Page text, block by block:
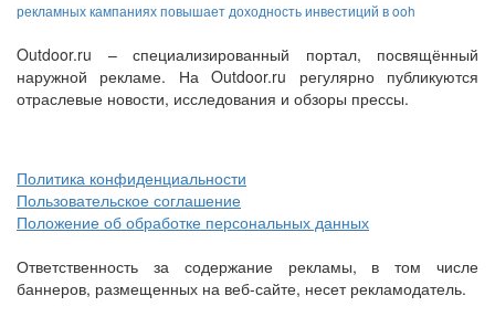
рекламных кампаниях повышает доходность инвестиций в ooh
Outdoor.ru – специализированный портал, посвящённый
наружной рекламе. На Outdoor.ru регулярно публикуются
отраслевые новости, исследования и обзоры прессы.
Политика конфиденциальности
Пользовательское соглашение
Положение об обработке персональных данных
Ответственность за содержание рекламы, в том числе
баннеров, размещенных на веб-сайте, несет рекламодатель.